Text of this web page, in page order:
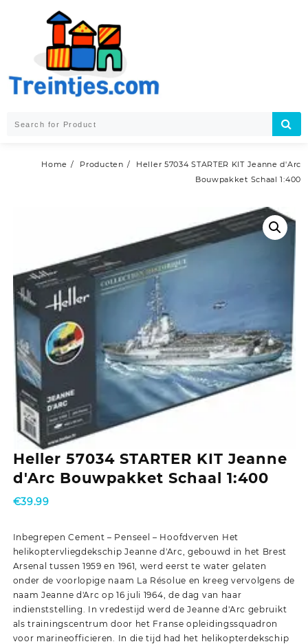
Home Producten
Heller 57034 STARTER KIT Jeanne d'Arc
Bouwpakket Schaal 1:400
Heller 57034 STARTER KIT Jeanne
d'Arc Bouwpakket Schaal 1:400
€39.99
Inbegrepen Cement – Penseel – Hoofdverven Het
helikoptervliegdekschip Jeanne d'Arc, gebouwd in het Brest
Arsenal tussen 1959 en 1961, werd eerst te water gelaten
onder de voorlopige naam La Résolue en kreeg vervolgens de
naam Jeanne d'Arc op 16 juli 1964, de dag van haar
indienststelling. In vredestijd werd de Jeanne d'Arc gebruikt
als trainingscentrum door het Franse opleidingssquadron
voor marineofficieren. In die tijd had het helikopterdekschip